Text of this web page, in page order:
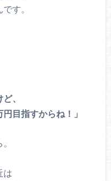
す。
、
目指すからね！」
は